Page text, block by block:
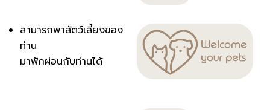
สามารถพาสัตว์เลี้ยงของ
ท่าน
มาพักผ่อนกับท่านได้